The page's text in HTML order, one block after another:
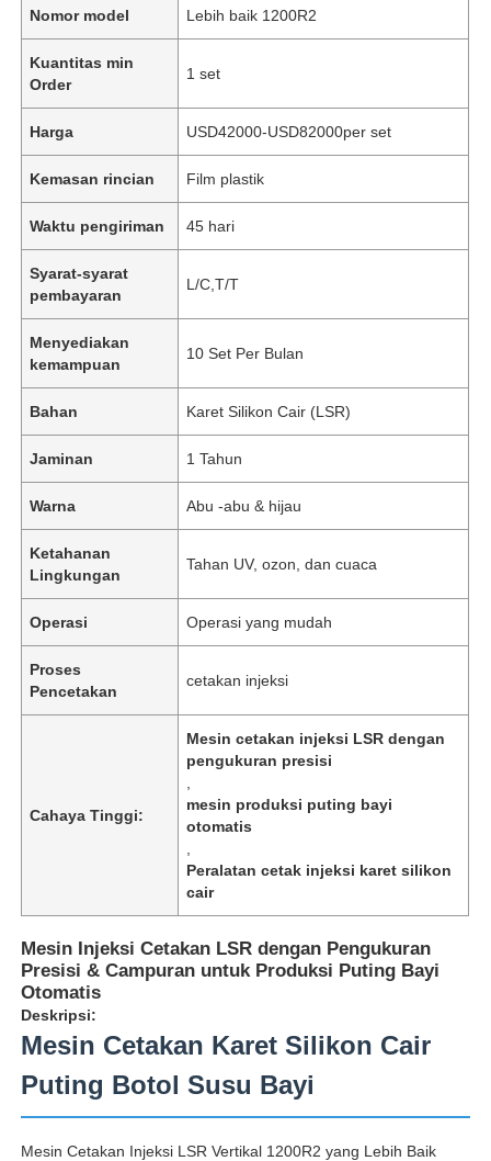
Nomor model Lebih baik 1200R2
Kuantitas min
Order
1 set
Harga USD42000-USD82000per set
Kemasan rincian Film plastik
Waktu pengiriman 45 hari
Syarat-syarat
pembayaran
L/C,T/T
Menyediakan
kemampuan
10 Set Per Bulan
Bahan Karet Silikon Cair (LSR)
Jaminan 1 Tahun
Warna Abu -abu & hijau
Ketahanan
Lingkungan
Tahan UV, ozon, dan cuaca
Operasi Operasi yang mudah
Proses
Pencetakan
cetakan injeksi
Cahaya Tinggi:
Mesin cetakan injeksi LSR dengan
pengukuran presisi
mesin produksi puting bayi
otomatis
Peralatan cetak injeksi karet silikon
cair
Mesin Injeksi Cetakan LSR dengan Pengukuran
Presisi & Campuran untuk Produksi Puting Bayi
Otomatis
Deskripsi:
Mesin Cetakan Karet Silikon Cair
Puting Botol Susu Bayi
Mesin Cetakan Injeksi LSR Vertikal 1200R2 yang Lebih Baik